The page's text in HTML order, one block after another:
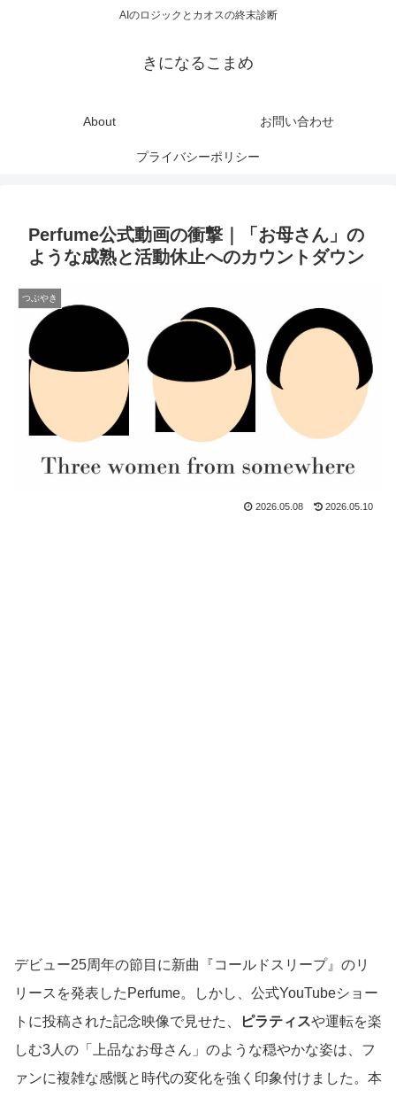
AIのロジックとカオスの終末診断
きになるこまめ
About お問い合わせ
プライバシーポリシー
Perfume公式動画の衝撃｜「お母さん」の
ような成熟と活動休止へのカウントダウン
つぶやき
2026.05.08 2026.05.10
デビュー25周年の節目に新曲『コールドスリープ』のリ
リースを発表したPerfume。しかし、公式YouTubeショー
トに投稿された記念映像で見せた、
ピラティスや運転を楽
しむ3人の「上品なお母さん」のような穏やかな姿は、フ
ァンに複雑な感慨と時代の変化を強く印象付けました。本